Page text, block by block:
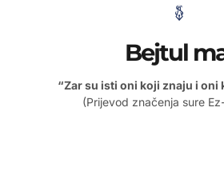
Bejtul
“Zar su isti oni koji znaju i oni
(Prijevod značenja sure